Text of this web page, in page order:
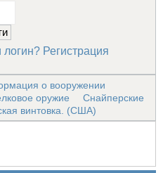
Регистрация
о вооружении
оружие
Снайперские
винтовка. (США)